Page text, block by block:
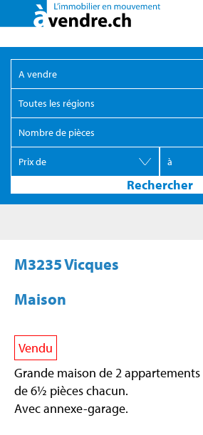
M3235 Vicques
Maison
Vendu
Grande maison de 2 appartements
de 6½ pièces chacun.
Avec annexe-garage.